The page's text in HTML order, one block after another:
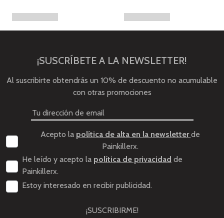
¡SUSCRÍBETE A LA NEWSLETTER!
Al suscribirte obtendrás un 10% de descuento no acumulable
con otras promociones
Acepto la política de alta en la newsletterde
Painkillerx.
He leído y acepto la política de privacidad de
Painkillerx.
Estoy interesado en recibir publicidad.
¡SUSCRIBIRME!